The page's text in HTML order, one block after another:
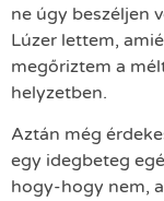
ne úgy beszéljen
Lúzer lettem,
megőriztem a
helyzetben.
Aztán még
egy idegbeteg
hogy-hogy nem,